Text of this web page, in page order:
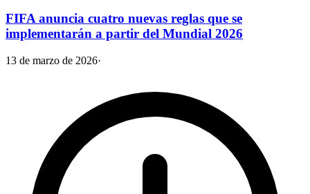
FIFA anuncia cuatro nuevas reglas que se
implementarán a partir del Mundial 2026
13 de marzo de 2026·